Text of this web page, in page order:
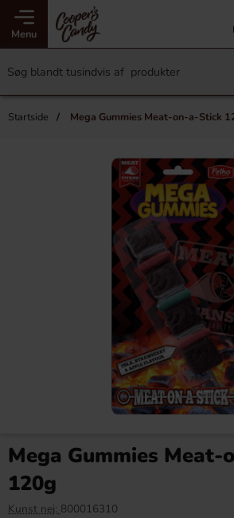
Menu
Startside Mega Gummies Meat-on-a-Stick
Mega Gummies Meat-
120g
Kunst nej: 800016310